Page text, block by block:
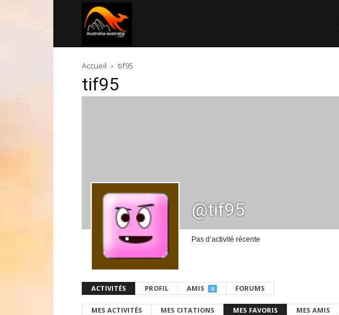
australie.com
Accueil tif95
tif95
@tif95
Pas d’activité récente
ACTIVITÉS PROFIL AMIS 0 FORUMS
MES ACTIVITÉS MES CITATIONS MES FAVORIS MES AMIS